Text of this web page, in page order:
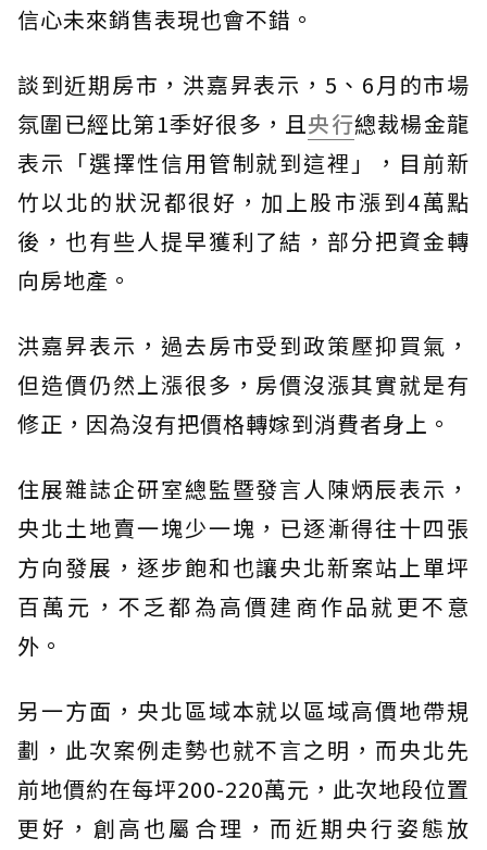
信心未來銷售表現也會不錯。
談到近期房市，洪嘉昇表示，5、6月的市場
氛圍已經比第1季好很多，且央行總裁楊金龍
表示「選擇性信用管制就到這裡」，目前新
竹以北的狀況都很好，加上股市漲到4萬點
後，也有些人提早獲利了結，部分把資金轉
向房地產。
洪嘉昇表示，過去房市受到政策壓抑買氣，
但造價仍然上漲很多，房價沒漲其實就是有
修正，因為沒有把價格轉嫁到消費者身上。
住展雜誌企研室總監暨發言人陳炳辰表示，
央北土地賣一塊少一塊，已逐漸得往十四張
方向發展，逐步飽和也讓央北新案站上單坪
百萬元，不乏都為高價建商作品就更不意
外。
另一方面，央北區域本就以區域高價地帶規
劃，此次案例走勢也就不言之明，而央北先
前地價約在每坪200-220萬元，此次地段位置
更好，創高也屬合理，而近期央行姿態放